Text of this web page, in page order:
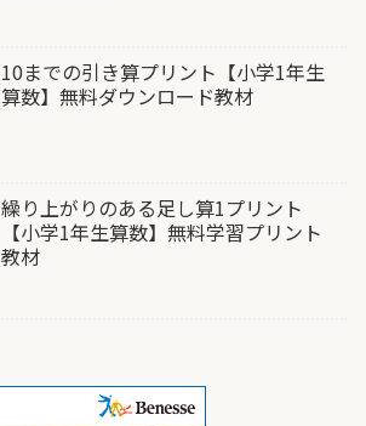
10までの引き算プリント【小学1年生
算数】無料ダウンロード教材
繰り上がりのある足し算1プリント
【小学1年生算数】無料学習プリント
教材